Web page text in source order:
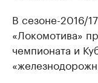
В сезоне-2016/
«Локомотива»
чемпионата и